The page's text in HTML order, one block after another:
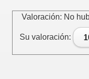
Valoración: No
Su valoración: